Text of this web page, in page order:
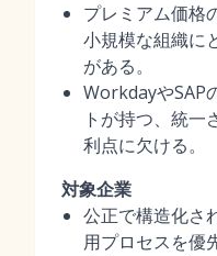
プレミアム価格
小規模な組織に
がある。
WorkdayやSAP
トが持つ、統一
利点に欠ける。
対象企業
公正で構造化さ
用プロセスを優